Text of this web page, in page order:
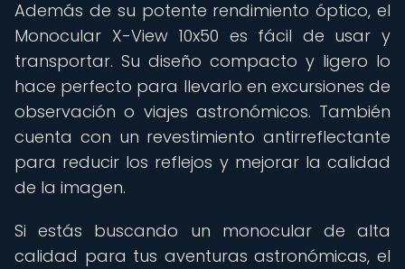
Además de su potente rendimiento óptico, el
Monocular X-View 10x50 es fácil de usar y
transportar. Su diseño compacto y ligero lo
hace perfecto para llevarlo en excursiones de
observación o viajes astronómicos. También
cuenta con un revestimiento antirreflectante
para reducir los reflejos y mejorar la calidad
de la imagen.
Si estás buscando un monocular de alta
calidad para tus aventuras astronómicas, el